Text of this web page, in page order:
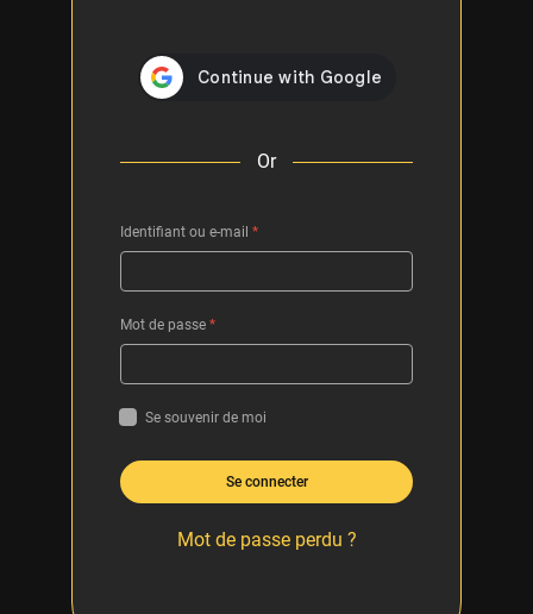
Or
Identifiant ou e-mail *
Mot de passe *
Se souvenir de moi
Se connecter
Mot de passe perdu ?